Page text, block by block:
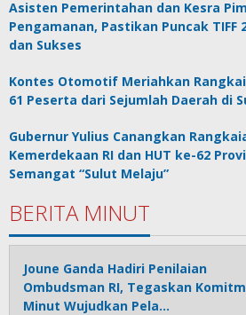
Asisten Pemerintahan dan Kesra
Pengamanan, Pastikan Puncak TIFF
dan Sukses
Kontes Otomotif Meriahkan
61 Peserta dari Sejumlah Daerah di
Gubernur Yulius Canangkan
Kemerdekaan RI dan HUT ke-62
Semangat “Sulut Melaju”
BERITA MINUT
Joune Ganda Hadiri Penilaian
Ombudsman RI, Tegaskan
Minut Wujudkan Pela…